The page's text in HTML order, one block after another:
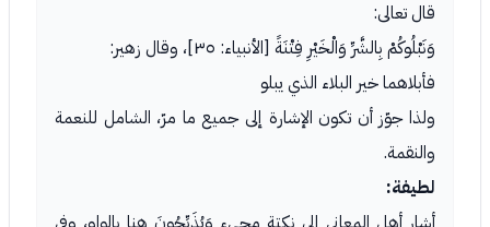
قال تعالى:
وَنَبْلُوكُمْ بِالشَّرِّ وَالْخَيْرِ فِتْنَةً [الأنبياء: ٣٥]، وقال زهير:
فأبلاهما خير البلاء الذي يبلو
ولذا جوّز أن تكون الإشارة إلى جميع ما مرّ، الشامل للنعمة
والنقمة.
لطيفة: